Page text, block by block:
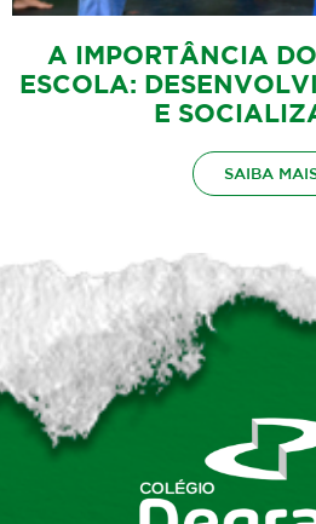
A IMPORTÂNCIA
ESCOLA:
E
SAIBA